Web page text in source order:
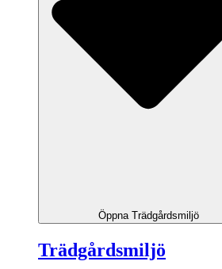
Öppna Trädgårdsmiljö
Trädgårdsmiljö